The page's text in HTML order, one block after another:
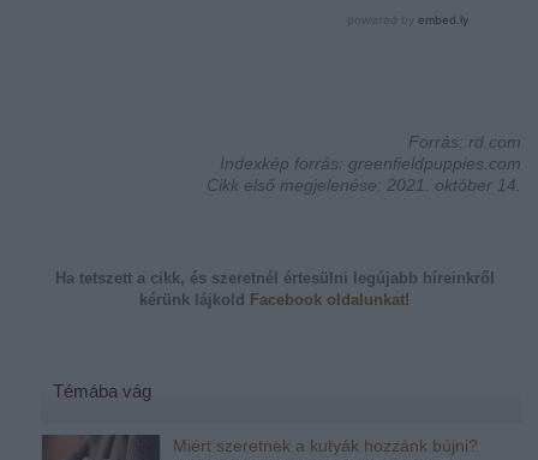
Forrás: rd.com
Indexkép forrás: greenfieldpuppies.com
Cikk első megjelenése: 2021. október 14.
Ha tetszett a cikk, és szeretnél értesülni legújabb híreinkről
kérünk lájkold Facebook oldalunkat!
Témába vág
Miért szeretnek a kutyák hozzánk bújni?